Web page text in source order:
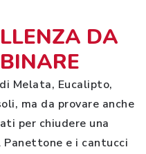
DA
Melata, Eucalipto,
ma da provare anche
per chiudere una
Panettone e i cantucci